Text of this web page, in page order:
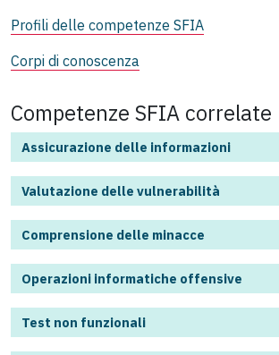
Profili delle competenze SFIA
Corpi di conoscenza
Competenze SFIA correlate
Assicurazione delle informazioni
Valutazione delle vulnerabilità
Comprensione delle minacce
Operazioni informatiche offensive
Test non funzionali